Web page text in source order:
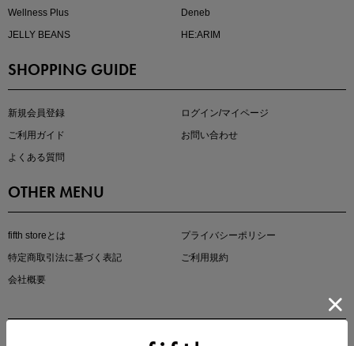
大人の着映えアイテム5選
マストバイアイテム
Wellness Plus
Deneb
JELLY BEANS
HE:ARIM
SHOPPING GUIDE
新規会員登録
ログイン/マイページ
ご利用ガイド
お問い合わせ
よくある質問
OTHER MENU
fifth storeとは
プライバシーポリシー
特定商取引法に基づく表記
ご利用規約
会社概要